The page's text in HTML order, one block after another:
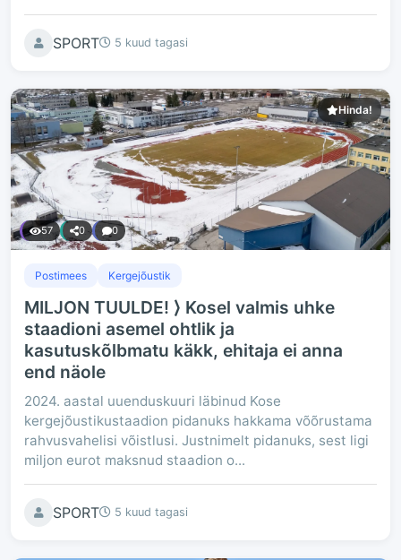
SPORT 5 kuud tagasi
Hinda!
57 0 0
Postimees Kergejõustik
MILJON TUULDE! ⟩ Kosel valmis uhke
staadioni asemel ohtlik ja
kasutuskõlbmatu käkk, ehitaja ei anna
end näole
2024. aastal uuenduskuuri läbinud Kose
kergejõustikustaadion pidanuks hakkama võõrustama
rahvusvahelisi võistlusi. Justnimelt pidanuks, sest ligi
miljon eurot maksnud staadion o...
SPORT 5 kuud tagasi